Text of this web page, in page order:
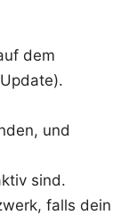
dem
und
sind.
falls dein